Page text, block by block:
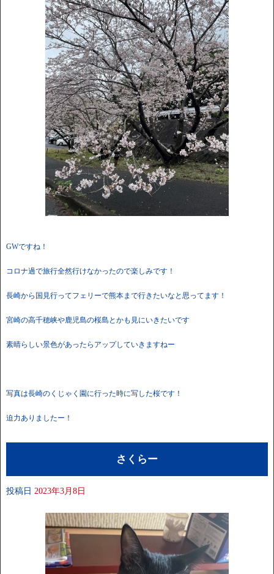
GWですね！
コロナ過で旅行全然行けなかったので楽しみです！
長崎から国見行ってフェリーで熊本まで行きたいなと思ってます！
宮崎の高千穂峡や鹿児島の桜島とかも見にいきたいです
素晴らしい景色があったらアップしていきますねー
写真は長崎のくじゃく園に行った時に写した桜です！
迫力ありましたー！
さくらー
投稿日 2023年3月8日